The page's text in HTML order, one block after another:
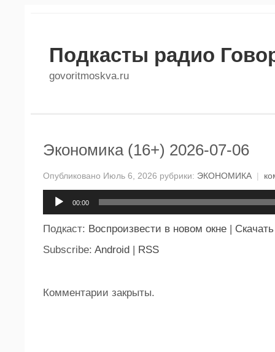
Подкасты радио
govoritmoskva.ru
Экономика (16+) 2026-07-06
Опубликовано Июль 6, 2026 рубрики: ЭКОНОМИКА |
00:00
Подкаст: Воспроизвести в новом окне | Скачать
Subscribe: Android | RSS
Комментарии закрыты.